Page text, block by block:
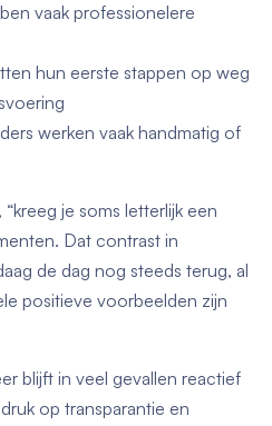
vaak professionelere
hun eerste stappen op weg
werken vaak handmatig of
je soms letterlijk een
Dat contrast in
de dag nog steeds terug, al
positieve voorbeelden zijn
blijft in veel gevallen reactief
op transparantie en